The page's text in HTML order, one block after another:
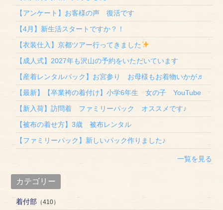
【アンケート】お客様の声 復活です
【4月】新生活スタートですか？！
【衣装仕入】京都ツアー行ってきました
【成人式】2027年も沢山の予約をいただいています
【産着レンタルパック】お宮参り お母様もお着物いかが♬
【最新】【卒業袴の着付け】小学6年生 女の子 YouTube
【新入荷】訪問着 ファミリーパック オススメです♪
【被布の着せ方】3歳 被布レンタル
【ファミリーパック】新しいパック作りました♪
一覧を見る
カテゴリー
着付部 （410）